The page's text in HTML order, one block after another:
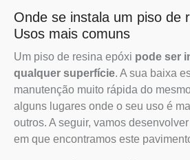
Onde se instala um piso de
Usos mais comuns
Um piso de resina epóxi pode ser
qualquer superfície. A sua baixa
manutenção muito rápida do
alguns lugares onde o seu uso é
outros. A seguir, vamos
em que encontramos este